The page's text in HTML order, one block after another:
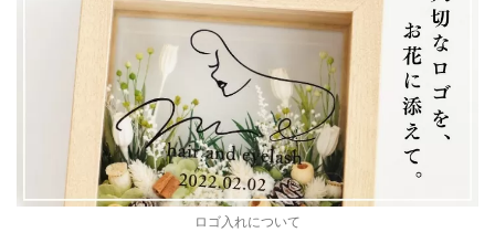
ロゴ入れについて